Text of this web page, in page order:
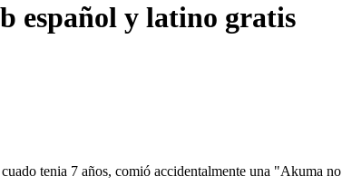
español y latino gratis
tenia 7 años, comió accidentalmente una "Akuma